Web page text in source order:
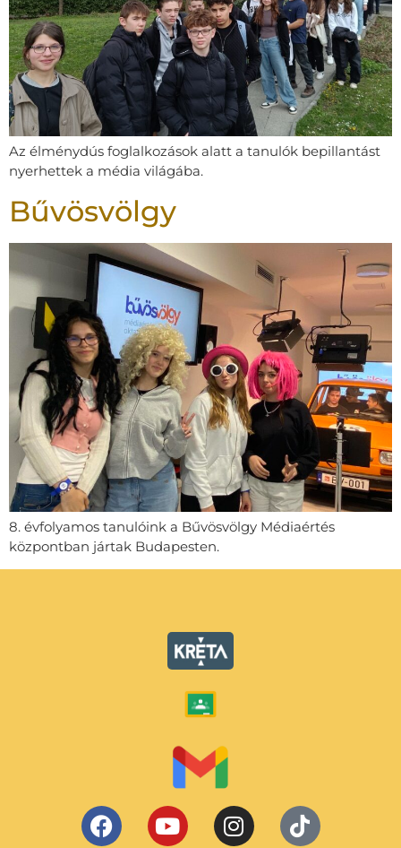
Az élménydús foglalkozások alatt a tanulók bepillantást
nyerhettek a média világába.
Bűvösvölgy
8. évfolyamos tanulóink a Bűvösvölgy Médiaértés
központban jártak Budapesten.